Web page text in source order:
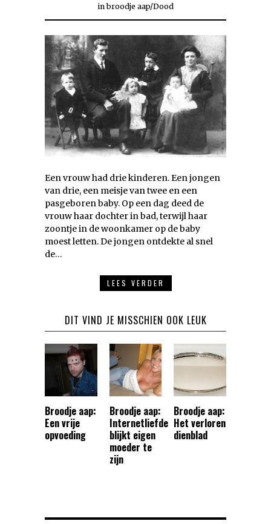
in broodje aap/Dood
Een vrouw had drie kinderen. Een jongen
van drie, een meisje van twee en een
pasgeboren baby. Op een dag deed de
vrouw haar dochter in bad, terwijl haar
zoontje in de woonkamer op de baby
moest letten. De jongen ontdekte al snel
de…
LEES VERDER
DIT VIND JE MISSCHIEN OOK LEUK
Broodje aap:
Een vrije
opvoeding
Broodje aap:
Internetliefde
blijkt eigen
moeder te
zijn
Broodje aap:
Het verloren
dienblad